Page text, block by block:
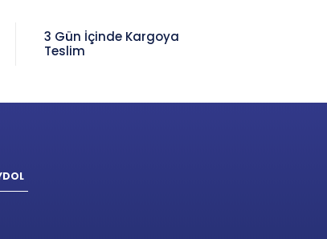
3 Gün İçinde Kargoya
Teslim